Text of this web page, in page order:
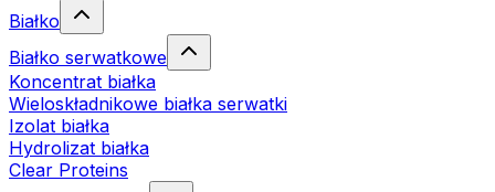
Białko
Białko serwatkowe
Koncentrat białka
Wieloskładnikowe białka serwatki
Izolat białka
Hydrolizat białka
Clear Proteins